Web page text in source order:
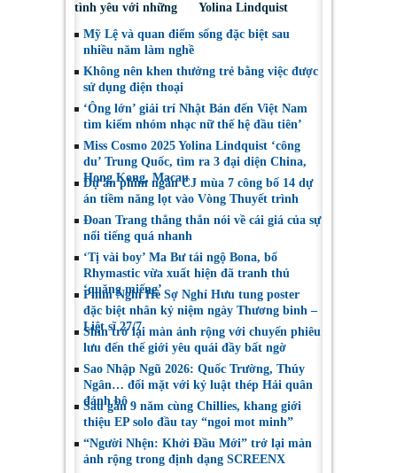
tình yêu với những
Yolina Lindquist
đại diện mới tranh
Mỹ Lệ và quan điểm sống đặc biệt sau
nhiều năm làm nghề
Không nên khen thưởng trẻ bằng việc được
sử dụng điện thoại
‘Ông lớn’ giải trí Nhật Bản đến Việt Nam
tìm kiếm nhóm nhạc nữ thế hệ đầu tiên’
Miss Cosmo 2025 Yolina Lindquist ‘công
du’ Trung Quốc, tìm ra 3 đại diện China,
Hong Kong, Macau
Dự án phim ngắn CJ mùa 7 công bố 14 dự
án tiềm năng lọt vào Vòng Thuyết trình
Đoan Trang thẳng thắn nói về cái giá của sự
nổi tiếng quá nhanh
‘Tị vài boy’ Ma Bư tái ngộ Bona, bố
Rhymastic vừa xuất hiện đã tranh thủ
‘quăng miếng’
Phim Nghỉ Hè Sợ Nghỉ Hưu tung poster
đặc biệt nhân kỷ niệm ngày Thương binh –
Liệt sĩ 27/7
Shin trở lại màn ảnh rộng với chuyến phiêu
lưu đến thế giới yêu quái đầy bất ngờ
Sao Nhập Ngũ 2026: Quốc Trường, Thúy
Ngân… đối mặt với kỷ luật thép Hải quân
đánh bộ
Sau gần 9 năm cùng Chillies, khang giới
thiệu EP solo đầu tay “ngoi mot minh”
“Người Nhện: Khởi Đầu Mới” trở lại màn
ảnh rộng trong định dạng SCREENX